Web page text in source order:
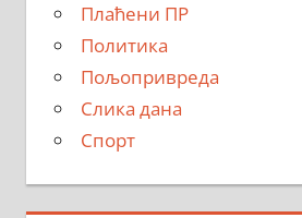
Плаћени ПР
Политика
Пољопривреда
Слика дана
Спорт